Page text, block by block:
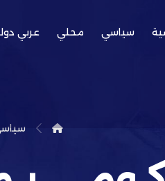
سياسي محلي عربي